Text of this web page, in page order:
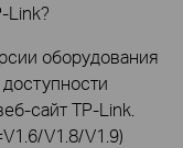
Link?
оборудования
сайт TP-Link.
V1.8/V1.9)